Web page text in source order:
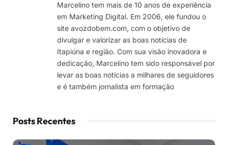
Marcelino tem mais de 10 anos de experiência
em Marketing Digital. Em 2006, ele fundou o
site avozdobem.com, com o objetivo de
divulgar e valorizar as boas notícias de
Itapiúna e região. Com sua visão inovadora e
dedicação, Marcelino tem sido responsável por
levar as boas notícias a milhares de seguidores
e é também jornalista em formação
Posts Recentes